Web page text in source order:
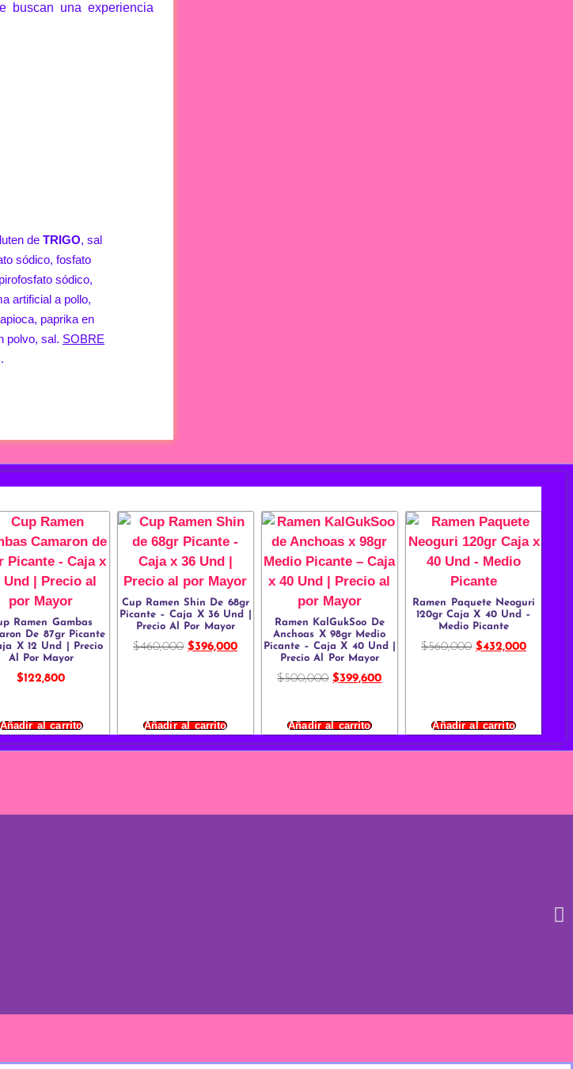
buscan una experiencia
de TRIGO, sal
sódico, fosfato
sódico,
artificial a pollo,
paprika en
polvo, sal. SOBRE
Ramen Gambas
De 87gr Picante
X 12 Und | Precio
Al Por Mayor
$122,800
Añadir al carrito
Cup Ramen Shin De 68gr
Picante – Caja X 36 Und |
Precio Al Por Mayor
$460,000 $396,000
Añadir al carrito
Ramen KalGukSoo De
Anchoas X 98gr Medio
Picante – Caja X 40 Und |
Precio Al Por Mayor
$500,000 $399,600
Añadir al carrito
Ramen Paquete Neoguri
120gr Caja X 40 Und –
Medio Picante
$560,000 $432,000
Añadir al carrito